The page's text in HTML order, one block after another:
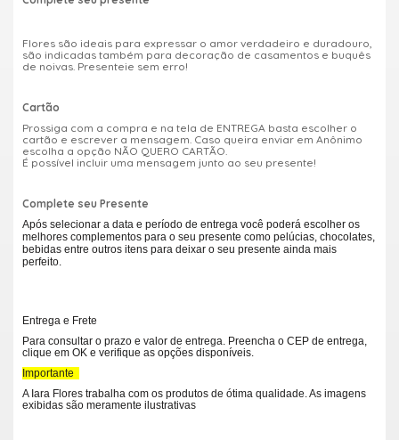
Flores são ideais para expressar o amor verdadeiro e duradouro,
são indicadas também para decoração de casamentos e buquês
de noivas. Presenteie sem erro!
Cartão
Prossiga com a compra e na tela de ENTREGA basta escolher o
cartão e escrever a mensagem. Caso queira enviar em Anônimo
escolha a opção NÃO QUERO CARTÃO.
É possível incluir uma mensagem junto ao seu presente!
Complete seu Presente
Após selecionar a data e período de entrega você poderá escolher os
melhores complementos para o seu presente como pelúcias, chocolates,
bebidas entre outros itens para deixar o seu presente ainda mais
perfeito.
Entrega e Frete
Para consultar o prazo e valor de entrega. Preencha o CEP de entrega,
clique em OK e verifique as opções disponíveis.
Importante
A Iara Flores trabalha com os produtos de ótima qualidade. As imagens
exibidas são meramente ilustrativas